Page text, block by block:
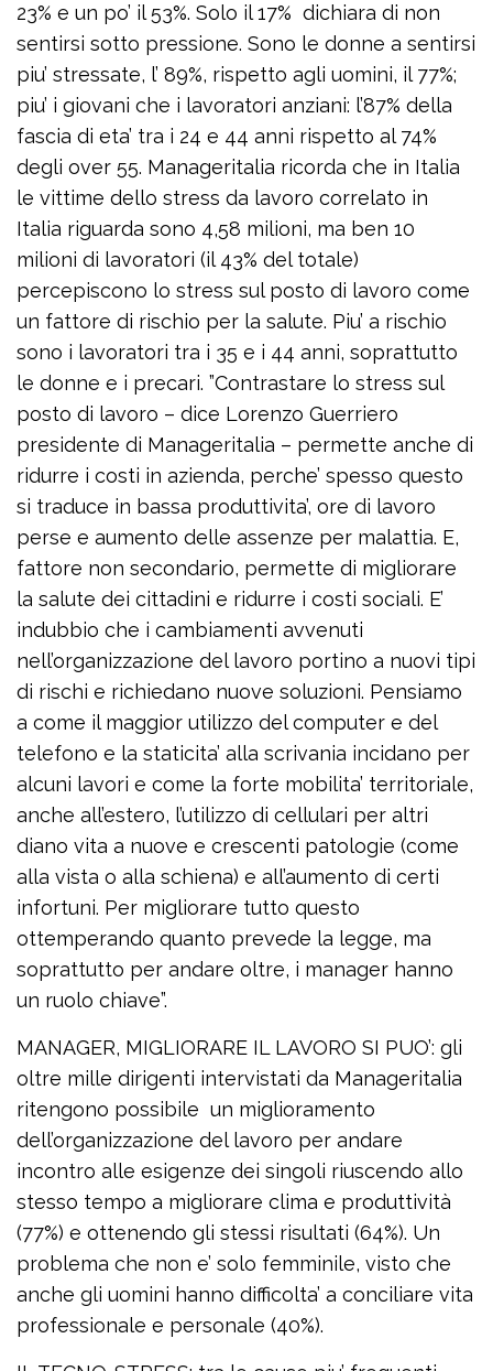
23% e un po’ il 53%. Solo il 17% dichiara di non
sentirsi sotto pressione. Sono le donne a sentirsi
piu’ stressate, l’ 89%, rispetto agli uomini, il 77%;
piu’ i giovani che i lavoratori anziani: l’87% della
fascia di eta’ tra i 24 e 44 anni rispetto al 74%
degli over 55. Manageritalia ricorda che in Italia
le vittime dello stress da lavoro correlato in
Italia riguarda sono 4,58 milioni, ma ben 10
milioni di lavoratori (il 43% del totale)
percepiscono lo stress sul posto di lavoro come
un fattore di rischio per la salute. Piu’ a rischio
sono i lavoratori tra i 35 e i 44 anni, soprattutto
le donne e i precari. ”Contrastare lo stress sul
posto di lavoro – dice Lorenzo Guerriero
presidente di Manageritalia – permette anche di
ridurre i costi in azienda, perche’ spesso questo
si traduce in bassa produttivita’, ore di lavoro
perse e aumento delle assenze per malattia. E,
fattore non secondario, permette di migliorare
la salute dei cittadini e ridurre i costi sociali. E’
indubbio che i cambiamenti avvenuti
nell’organizzazione del lavoro portino a nuovi tipi
di rischi e richiedano nuove soluzioni. Pensiamo
a come il maggior utilizzo del computer e del
telefono e la staticita’ alla scrivania incidano per
alcuni lavori e come la forte mobilita’ territoriale,
anche all’estero, l’utilizzo di cellulari per altri
diano vita a nuove e crescenti patologie (come
alla vista o alla schiena) e all’aumento di certi
infortuni. Per migliorare tutto questo
ottemperando quanto prevede la legge, ma
soprattutto per andare oltre, i manager hanno
un ruolo chiave”.
MANAGER, MIGLIORARE IL LAVORO SI PUO’: gli
oltre mille dirigenti intervistati da Manageritalia
ritengono possibile un miglioramento
dell’organizzazione del lavoro per andare
incontro alle esigenze dei singoli riuscendo allo
stesso tempo a migliorare clima e produttività
(77%) e ottenendo gli stessi risultati (64%). Un
problema che non e’ solo femminile, visto che
anche gli uomini hanno difficolta’ a conciliare vita
professionale e personale (40%).